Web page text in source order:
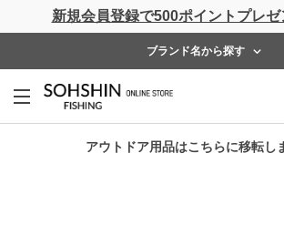
新規会員登録で500ポイントプレゼ
ブランド名から探す
アウトドア用品はこちらに移転し
ライフベスト ウェーダー レインウェア
ホーム > RBB >